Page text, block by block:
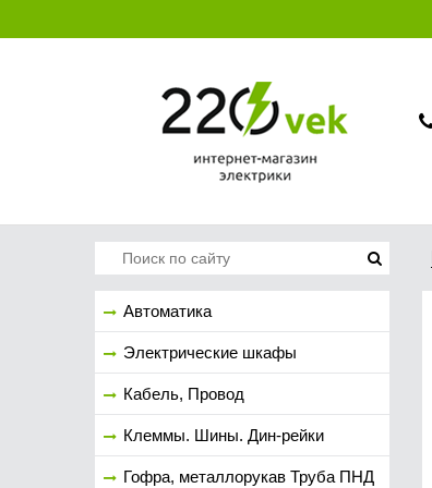
Автоматика
Электрические шкафы
Кабель, Провод
Клеммы. Шины. Дин-рейки
Гофра, металлорукав Труба ПНД